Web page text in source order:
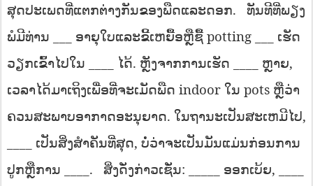
ສຸດ​ປະ​ເພດ​ທີ່​ແຕກ​ຕ່າງ​ກັນ​ຂອງ​ພືດ​ແລະ​ດອກ​.
ທັນ​ທີ​ທີ່​ພຽງ
ພໍ​ມີ​ທ່ານ
ອາ​ຍຸ​ໃບ​ແລະ​ຂີ້​ເຫຍື້ອ​ຫຼື​ຊື້ potting ___
ເຮັດ​
ວຽກ​ເຂົ້າ​ໄປ​ໃນ
ໄດ້​. ຫຼັງ​ຈາກ​ການ​ເຮັດ ຫຼາຍ​,
ເວ​ລາ​ໄດ້​ມາ​ເຖິງ​ເພື່ອ​ທີ່​ຈະ​ເມັດ​ພືດ indoor ໃນ pots ຫຼື​ວ່າ​
ຄວນ​ສະ​ພາບ​ອາ​ກາດ​ອະ​ນຸ​ຍາດ​. ໃນ​ຖາ​ນະ​ເປັນ​ສະ​ເຫມີ​ໄປ​,
ເປັນ​ສິ່ງສໍາ​ຄັນ​ທີ່​ສຸດ​, ບໍ່​ວ່າ​ຈະ​ເປັນ​ມັນ​ແມ່ນ​ກ່ອນ​ການ​
ປູກ​ຫຼື​ການ
. ສິ່ງ​ດັ່ງ​ກ່າວ​ເຊັ່ນ​: _____ ອອກ​ເບ້ຍ​, ____